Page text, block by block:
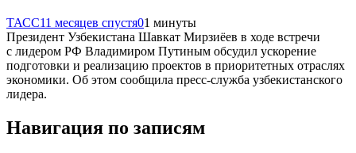
ТАСС11 месяцев спустя01 минуты
Президент Узбекистана Шавкат Мирзиёев в ходе встречи
с лидером РФ Владимиром Путиным обсудил ускорение
подготовки и реализацию проектов в приоритетных отраслях
экономики. Об этом сообщила пресс-служба узбекистанского
лидера.
Навигация по записям